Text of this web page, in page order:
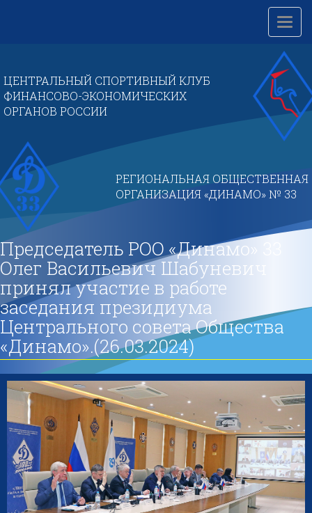
ЦЕНТРАЛЬНЫЙ СПОРТИВНЫЙ КЛУБ
ФИНАНСОВО-ЭКОНОМИЧЕСКИХ
ОРГАНОВ РОССИИ
РЕГИОНАЛЬНАЯ ОБЩЕСТВЕННАЯ
ОРГАНИЗАЦИЯ «ДИНАМО» № 33
Председатель РОО «Динамо» 33
Олег Васильевич Шабуневич
принял участие в работе
заседания президиума
Центрального совета Общества
«Динамо».(26.03.2024)